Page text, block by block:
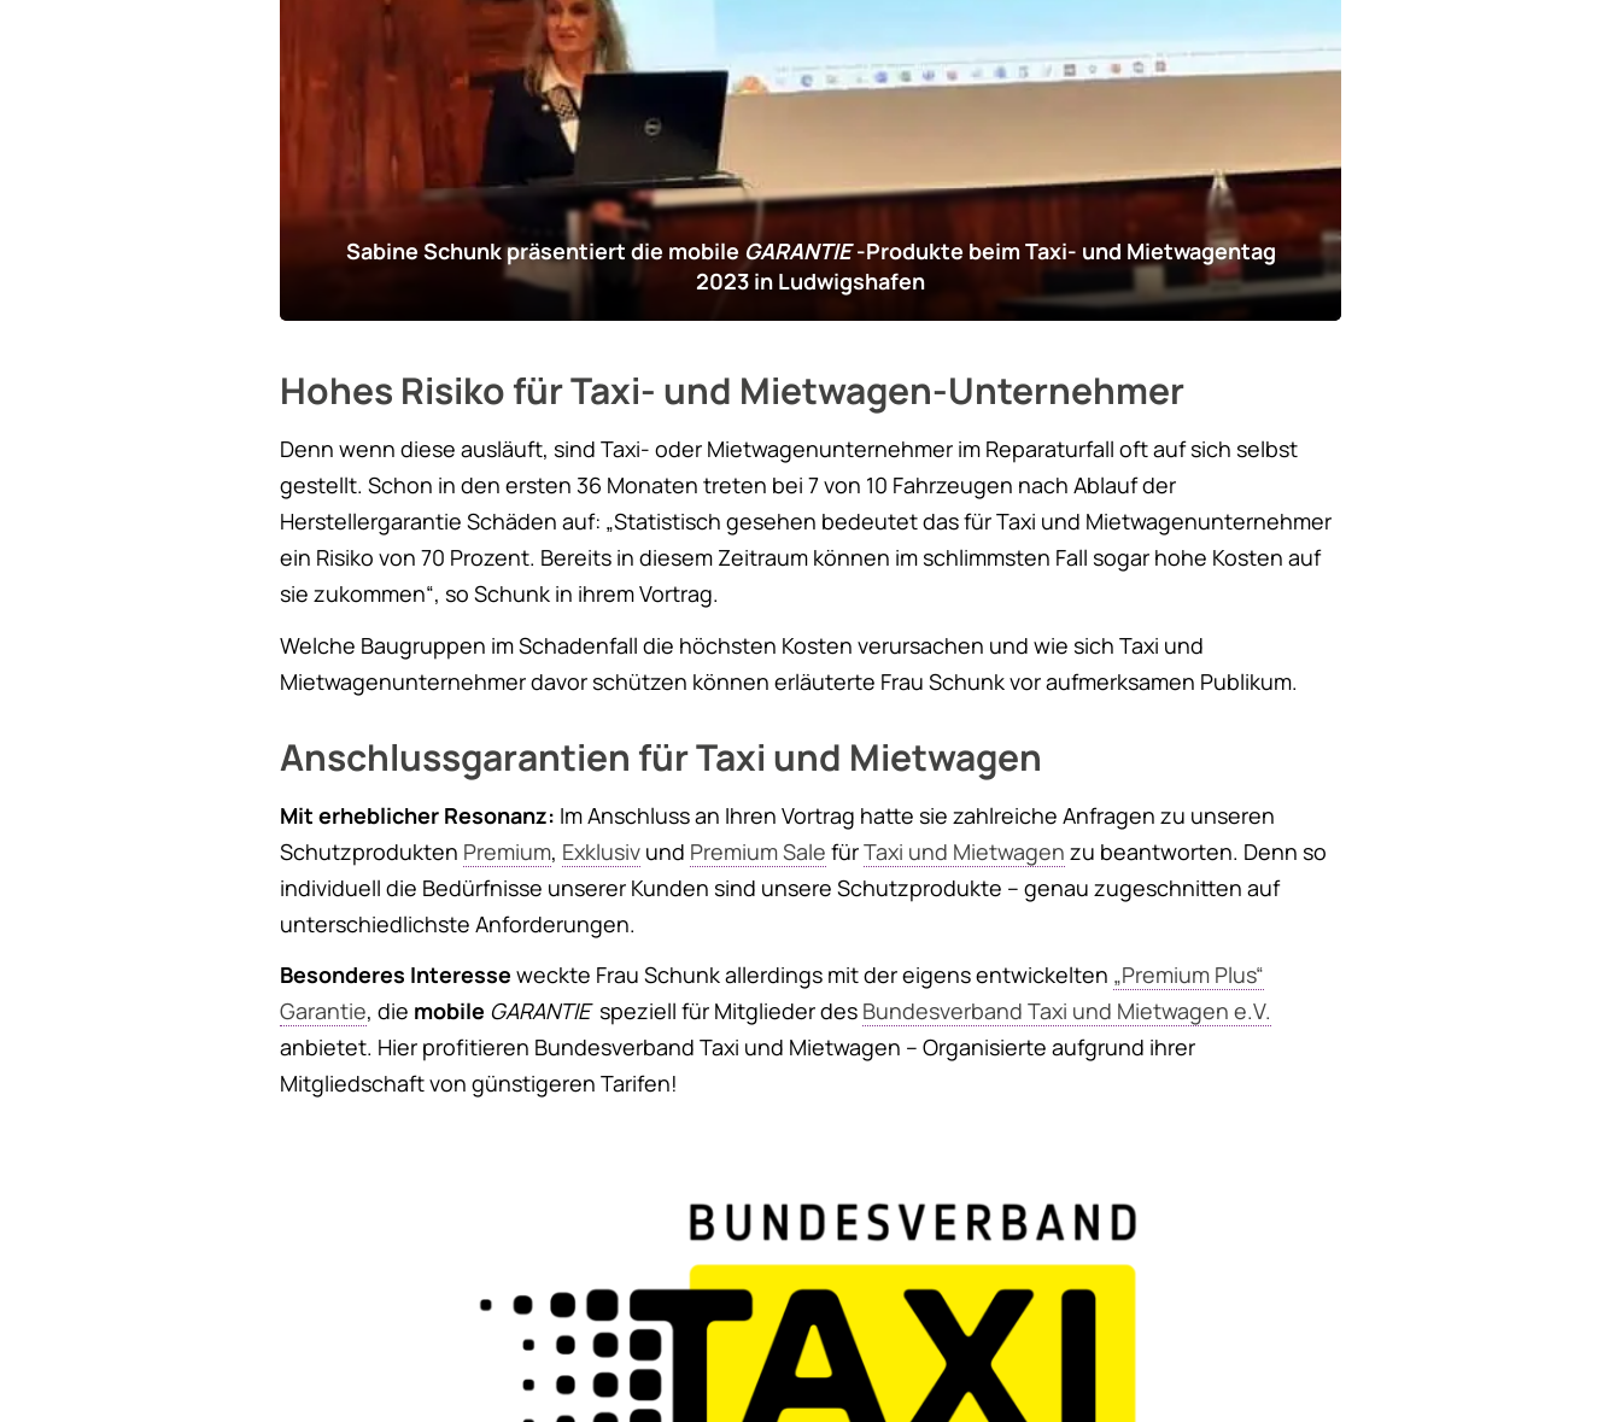
Sabine Schunk präsentiert die mobile GARANTIE-Produkte beim Taxi- und Mietwagentag
2023 in Ludwigshafen
Hohes Risiko für Taxi- und Mietwagen-Unternehmer
Denn wenn diese ausläuft, sind Taxi- oder Mietwagenunternehmer im Reparaturfall oft auf sich selbst
gestellt. Schon in den ersten 36 Monaten treten bei 7 von 10 Fahrzeugen nach Ablauf der
Herstellergarantie Schäden auf: „Statistisch gesehen bedeutet das für Taxi und Mietwagenunternehmer
ein Risiko von 70 Prozent. Bereits in diesem Zeitraum können im schlimmsten Fall sogar hohe Kosten auf
sie zukommen“, so Schunk in ihrem Vortrag.
Welche Baugruppen im Schadenfall die höchsten Kosten verursachen und wie sich Taxi und
Mietwagenunternehmer davor schützen können erläuterte Frau Schunk vor aufmerksamen Publikum.
Anschlussgarantien für Taxi und Mietwagen
Mit erheblicher Resonanz: Im Anschluss an Ihren Vortrag hatte sie zahlreiche Anfragen zu unseren
Schutzprodukten Premium, Exklusiv und Premium Sale fürTaxi und Mietwagen zu beantworten. Denn so
individuell die Bedürfnisse unserer Kunden sind unsere Schutzprodukte – genau zugeschnitten auf
unterschiedlichste Anforderungen.
Besonderes Interesse weckte Frau Schunk allerdings mit der eigens entwickelten „Premium Plus“
Garantie, die mobile GARANTIE speziell für Mitglieder des Bundesverband Taxi und Mietwagen e.V.
anbietet. Hier profitieren Bundesverband Taxi und Mietwagen – Organisierte aufgrund ihrer
Mitgliedschaft von günstigeren Tarifen!